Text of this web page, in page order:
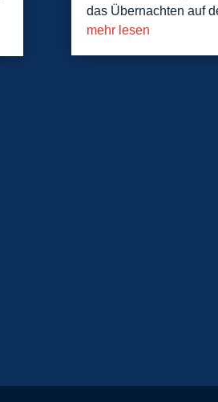
das Übernachten auf
mehr lesen